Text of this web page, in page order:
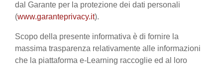
dal Garante per la protezione dei dati personali
(www.garanteprivacy.it).
Scopo della presente informativa è di fornire la
massima trasparenza relativamente alle informazioni
che la piattaforma e-Learning raccoglie ed al loro